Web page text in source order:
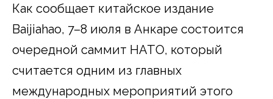
Как сообщает китайское издание
Baijiahao, 7–8 июля в Анкаре состоится
очередной саммит НАТО, который
считается одним из главных
международных мероприятий этого